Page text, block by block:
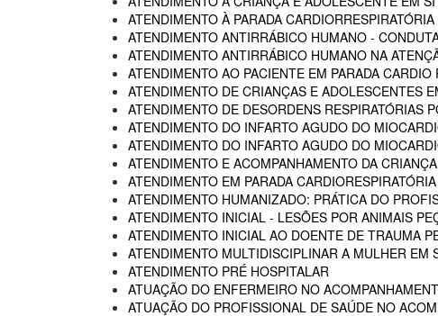
ATENDIMENTO À PARADA CARDIORRESPIRATÓRIA
ATENDIMENTO ANTIRRÁBICO HUMANO -
ATENDIMENTO ANTIRRÁBICO HUMANO NA
ATENDIMENTO AO PACIENTE EM PARADA CARDIO
ATENDIMENTO DE CRIANÇAS E ADOLESCENTES
ATENDIMENTO DE DESORDENS RESPIRATÓRIAS
ATENDIMENTO DO INFARTO AGUDO DO
ATENDIMENTO DO INFARTO AGUDO DO
ATENDIMENTO E ACOMPANHAMENTO DA
ATENDIMENTO EM PARADA CARDIORESPIRATÓRIA
ATENDIMENTO HUMANIZADO: PRÁTICA DO
ATENDIMENTO INICIAL - LESÕES POR ANIMAIS
ATENDIMENTO INICIAL AO DOENTE DE TRAUMA
ATENDIMENTO MULTIDISCIPLINAR A MULHER
ATENDIMENTO PRÉ HOSPITALAR
ATUAÇÃO DO ENFERMEIRO NO
ATUAÇÃO DO PROFISSIONAL DE SAÚDE NO